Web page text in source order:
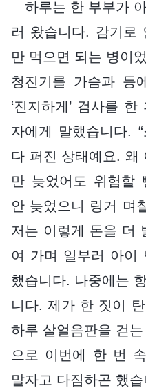
하루는 한 부부가
러 왔습니다. 감기로
만 먹으면 되는 병이
청진기를 가슴과 등
‘진지하게’ 검사를
자에게 말했습니다.
다 퍼진 상태예요. 왜
만 늦었어도 위험할
안 늦었으니 링거 며
저는 이렇게 돈을 더
여 가며 일부러 아이
했습니다. 나중에는
니다. 제가 한 짓이
하루 살얼음판을 걷
으로 이번에 한 번
말자고 다짐하곤 했